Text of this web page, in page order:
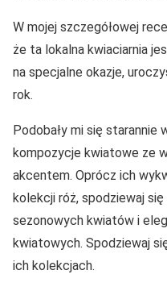
W mojej szczegółowej
że ta lokalna kwiaciarnia
na specjalne okazje,
rok.
Podobały mi się starannie
kompozycje kwiatowe ze
akcentem. Oprócz ich
kolekcji róż, spodziewaj
sezonowych kwiatów i
kwiatowych. Spodziewaj
ich kolekcjach.